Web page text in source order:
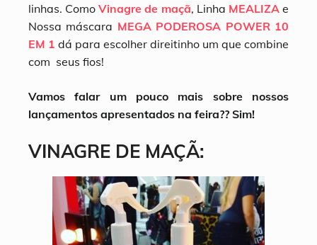
linhas. ComoVinagre de maçã, Linha MEALIZAe
Nossa máscara MEGA PODEROSA POWER 10
EM 1 dá para escolher direitinho um que combine
com seus fios!
Vamos falar um pouco mais sobre nossos
lançamentos apresentados na feira?? Sim!
VINAGRE DE MAÇÃ: